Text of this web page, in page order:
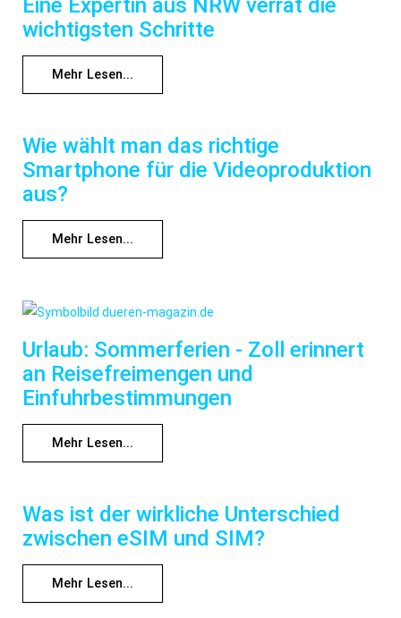
Eine Expertin aus NRW verrät die
wichtigsten Schritte
Mehr Lesen...
Wie wählt man das richtige
Smartphone für die Videoproduktion
aus?
Mehr Lesen...
Urlaub: Sommerferien - Zoll erinnert
an Reisefreimengen und
Einfuhrbestimmungen
Mehr Lesen...
Was ist der wirkliche Unterschied
zwischen eSIM und SIM?
Mehr Lesen...